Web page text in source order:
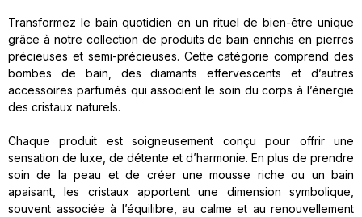
Transformez le bain quotidien en un rituel de bien-être unique
grâce à notre collection de produits de bain enrichis en pierres
précieuses et semi-précieuses. Cette catégorie comprend des
bombes de bain, des diamants effervescents et d’autres
accessoires parfumés qui associent le soin du corps à l’énergie
des cristaux naturels.
Chaque produit est soigneusement conçu pour offrir une
sensation de luxe, de détente et d’harmonie. En plus de prendre
soin de la peau et de créer une mousse riche ou un bain
apaisant, les cristaux apportent une dimension symbolique,
souvent associée à l’équilibre, au calme et au renouvellement